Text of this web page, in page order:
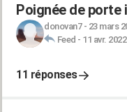
Poignée de porte
donovan7- 23 mars
Feed - 11 avr.
11 réponses